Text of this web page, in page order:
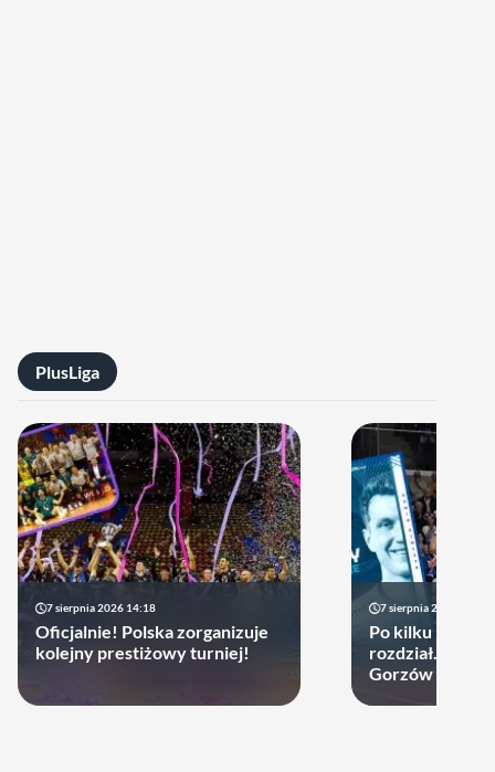
PlusLiga
7 sierpnia 2026 14:18
Oficjalnie! Polska zorganizuje
kolejny prestiżowy turniej!
7 sierpnia 2026 13:49
Po kilku latach
rozdział.
Gorzów może